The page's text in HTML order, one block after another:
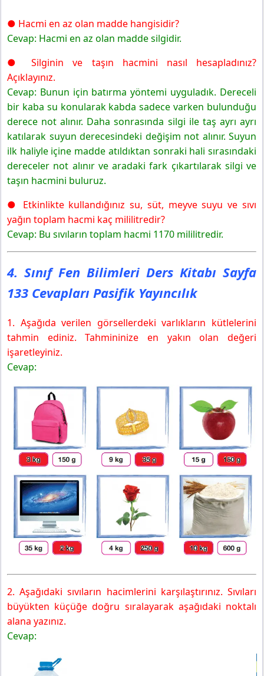
● Hacmi en az olan madde hangisidir?
Cevap: Hacmi en az olan madde silgidir.
● Silginin ve taşın hacmini nasıl hesapladınız?
Açıklayınız.
Cevap: Bunun için batırma yöntemi uyguladık. Dereceli
bir kaba su konularak kabda sadece varken bulunduğu
derece not alınır. Daha sonrasında silgi ile taş ayrı ayrı
katılarak suyun derecesindeki değişim not alınır. Suyun
ilk haliyle içine madde atıldıktan sonraki hali sırasındaki
dereceler not alınır ve aradaki fark çıkartılarak silgi ve
taşın hacmini buluruz.
● Etkinlikte kullandığınız su, süt, meyve suyu ve sıvı
yağın toplam hacmi kaç mililitredir?
Cevap: Bu sıvıların toplam hacmi 1170 mililitredir.
4. Sınıf Fen Bilimleri Ders Kitabı Sayfa
133 Cevapları Pasifik Yayıncılık
1. Aşağıda verilen görsellerdeki varlıkların kütlelerini
tahmin ediniz. Tahmininize en yakın olan değeri
işaretleyiniz.
Cevap:
2. Aşağıdaki sıvıların hacimlerini karşılaştırınız. Sıvıları
büyükten küçüğe doğru sıralayarak aşağıdaki noktalı
alana yazınız.
Cevap: